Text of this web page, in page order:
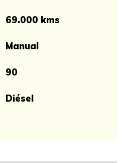
69.000 kms
Manual
90
Diésel